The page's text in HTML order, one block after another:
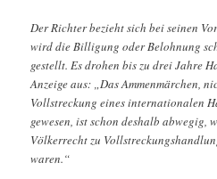
Der Richter bezieht sich bei seinen
wird die Billigung oder Belohnung
gestellt. Es drohen bis zu drei Jahre
Anzeige aus: „Das Ammenmärchen,
Vollstreckung eines internationalen
gewesen, ist schon deshalb abwegig,
Völkerrecht zu
waren.“